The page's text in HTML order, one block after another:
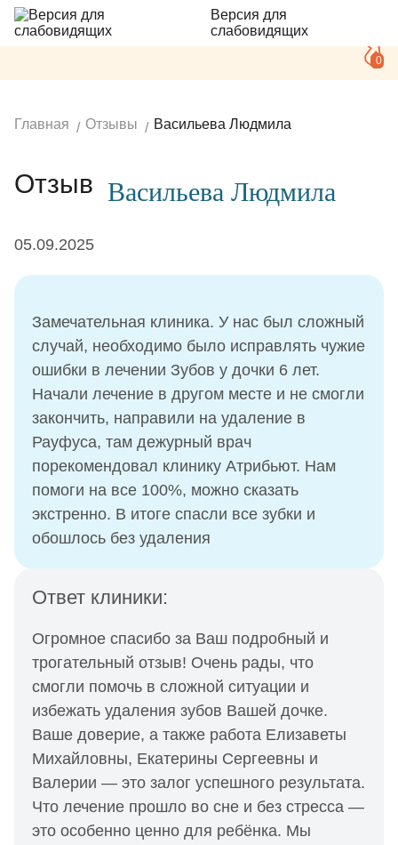
Версия для
слабовидящих
0
Главная Отзывы Васильева Людмила
Отзыв Васильева Людмила
05.09.2025
Замечательная клиника. У нас был сложный
случай, необходимо было исправлять чужие
ошибки в лечении Зубов у дочки 6 лет.
Начали лечение в другом месте и не смогли
закончить, направили на удаление в
Рауфуса, там дежурный врач
порекомендовал клинику Атрибьют. Нам
помоги на все 100%, можно сказать
экстренно. В итоге спасли все зубки и
обошлось без удаления
Ответ клиники:
Огромное спасибо за Ваш подробный и
трогательный отзыв! Очень рады, что
смогли помочь в сложной ситуации и
избежать удаления зубов Вашей дочке.
Ваше доверие, а также работа Елизаветы
Михайловны, Екатерины Сергеевны и
Валерии — это залог успешного результата.
Что лечение прошло во сне и без стресса —
это особенно ценно для ребёнка. Мы